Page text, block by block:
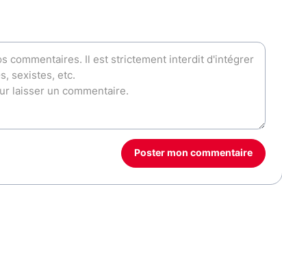
Poster mon commentaire